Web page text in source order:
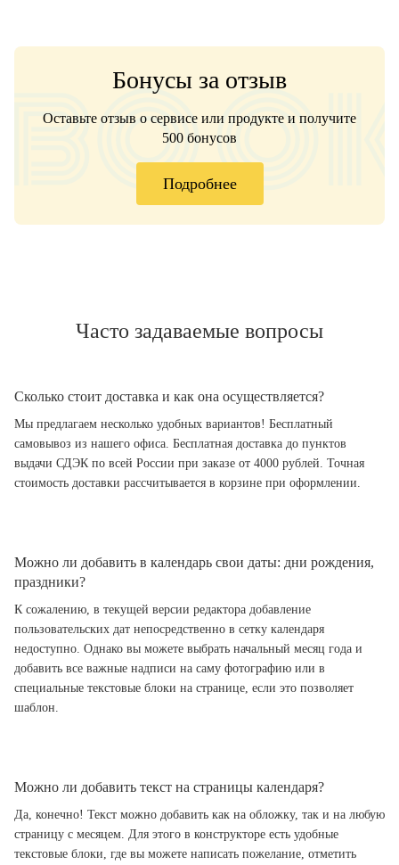
Бонусы за отзыв
Оставьте отзыв о сервисе или продукте и получите
500 бонусов
Подробнее
Часто задаваемые вопросы
Сколько стоит доставка и как она осуществляется?
Мы предлагаем несколько удобных вариантов! Бесплатный
самовывоз из нашего офиса. Бесплатная доставка до пунктов
выдачи СДЭК по всей России при заказе от 4000 рублей. Точная
стоимость доставки рассчитывается в корзине при оформлении.
Можно ли добавить в календарь свои даты: дни рождения,
праздники?
К сожалению, в текущей версии редактора добавление
пользовательских дат непосредственно в сетку календаря
недоступно. Однако вы можете выбрать начальный месяц года и
добавить все важные надписи на саму фотографию или в
специальные текстовые блоки на странице, если это позволяет
шаблон.
Можно ли добавить текст на страницы календаря?
Да, конечно! Текст можно добавить как на обложку, так и на любую
страницу с месяцем. Для этого в конструкторе есть удобные
текстовые блоки, где вы можете написать пожелание, отметить